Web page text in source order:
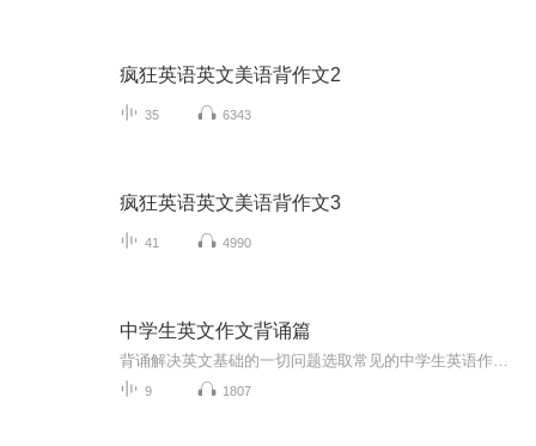
疯狂英语英文美语背作文2
35 6343
疯狂英语英文美语背作文3
41 4990
中学生英文作文背诵篇
9 1807